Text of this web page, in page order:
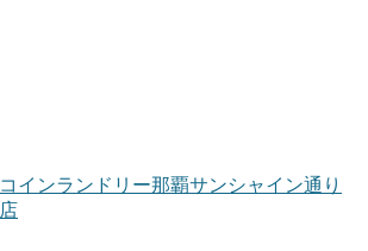
コインランドリー那覇サンシャイン通り
店